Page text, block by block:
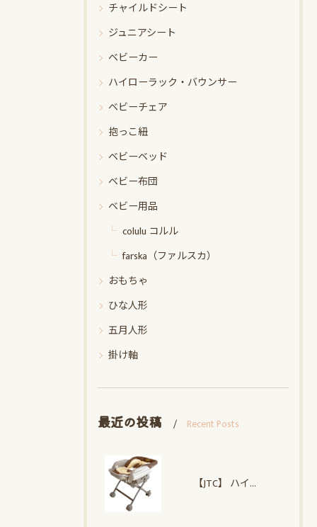
チャイルドシート
ジュニアシート
ベビーカー
ハイローラック・バウンサー
ベビーチェア
抱っこ紐
ベビーベッド
ベビー布団
ベビー用品
colulu コルル
farska（ファルスカ）
おもちゃ
ひな人形
五月人形
掛け軸
最近の投稿 Recent Posts
【JTC】 ハイローオートスイングラック